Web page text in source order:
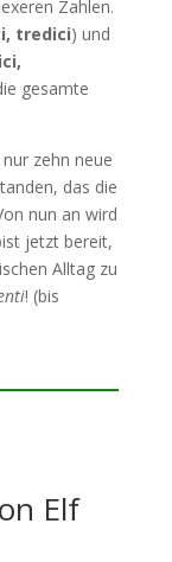
Zahlen.
tredici) und
gesamte
zehn neue
das die
nun an wird
jetzt bereit,
Alltag zu
! (bis
Elf